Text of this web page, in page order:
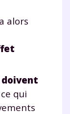
alors
doivent
qui